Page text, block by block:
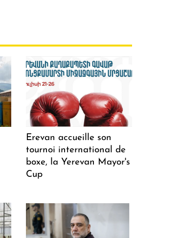
Erevan accueille son
tournoi international de
boxe, la Yerevan Mayor's
Cup